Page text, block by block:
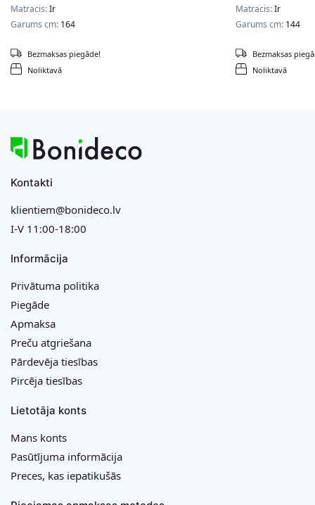
Matracis:Ir
Garums cm: 164
Noliktavā
Bezmaksas piegāde!
Matracis:Ir
Garums cm: 144
Noliktavā
Bezmaksas
Kontakti
klientiem@bonideco.lv
I-V 11:00-18:00
Informācija
Privātuma politika
Piegāde
Apmaksa
Preču atgriešana
Pārdevēja tiesības
Pircēja tiesības
Lietotāja konts
Mans konts
Pasūtījuma informācija
Preces, kas iepatikušās